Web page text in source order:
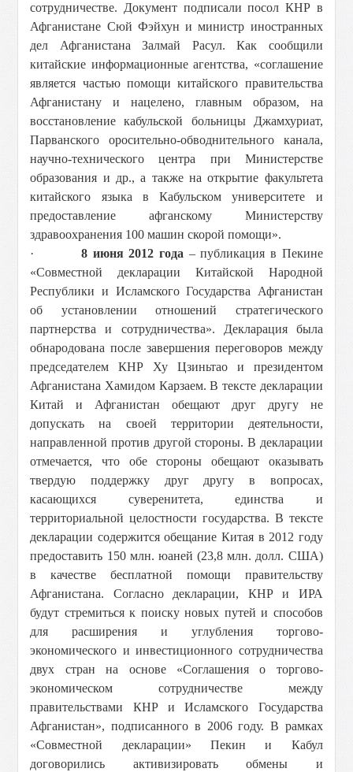
сотрудничестве. Документ подписали посол КНР в
Афганистане Сюй Фэйхун и министр иностранных
дел Афганистана Залмай Расул. Как сообщили
китайские информационные агентства, «соглашение
является частью помощи китайского правительства
Афганистану и нацелено, главным образом, на
восстановление кабульской больницы Джамхуриат,
Парванского оросительно-обводнительного канала,
научно-технического центра при Министерстве
образования и др., а также на открытие факультета
китайского языка в Кабульском университете и
предоставление афганскому Министерству
здравоохранения 100 машин скорой помощи».
·8 июня 2012 года – публикация в Пекине
«Совместной декларации Китайской Народной
Республики и Исламского Государства Афганистан
об установлении отношений стратегического
партнерства и сотрудничества». Декларация была
обнародована после завершения переговоров между
председателем КНР Ху Цзиньтао и президентом
Афганистана Хамидом Карзаем. В тексте декларации
Китай и Афганистан обещают друг другу не
допускать на своей территории деятельности,
направленной против другой стороны. В декларации
отмечается, что обе стороны обещают оказывать
твердую поддержку друг другу в вопросах,
касающихся суверенитета, единства и
территориальной целостности государства. В тексте
декларации содержится обещание Китая в 2012 году
предоставить 150 млн. юаней (23,8 млн. долл. США)
в качестве бесплатной помощи правительству
Афганистана. Согласно декларации, КНР и ИРА
будут стремиться к поиску новых путей и способов
для расширения и углубления торгово-
экономического и инвестиционного сотрудничества
двух стран на основе «Соглашения о торгово-
экономическом сотрудничестве между
правительствами КНР и Исламского Государства
Афганистан», подписанного в 2006 году. В рамках
«Совместной декларации» Пекин и Кабул
договорились активизировать обмены и